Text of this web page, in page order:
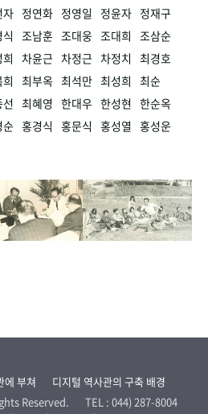
자 정연화 정영일 정윤자 정재구
조남훈 조대웅 조대희 조삼순
차윤근 차정근 차정치 최경호
최부옥 최석만 최성희 최순
최혜영 한대우 한성현 한순옥
순 홍경식 홍문식 홍성열 홍성운
에 부쳐
디지털 역사관의 구축 배경
Reserved.
TEL : 044) 287-8004